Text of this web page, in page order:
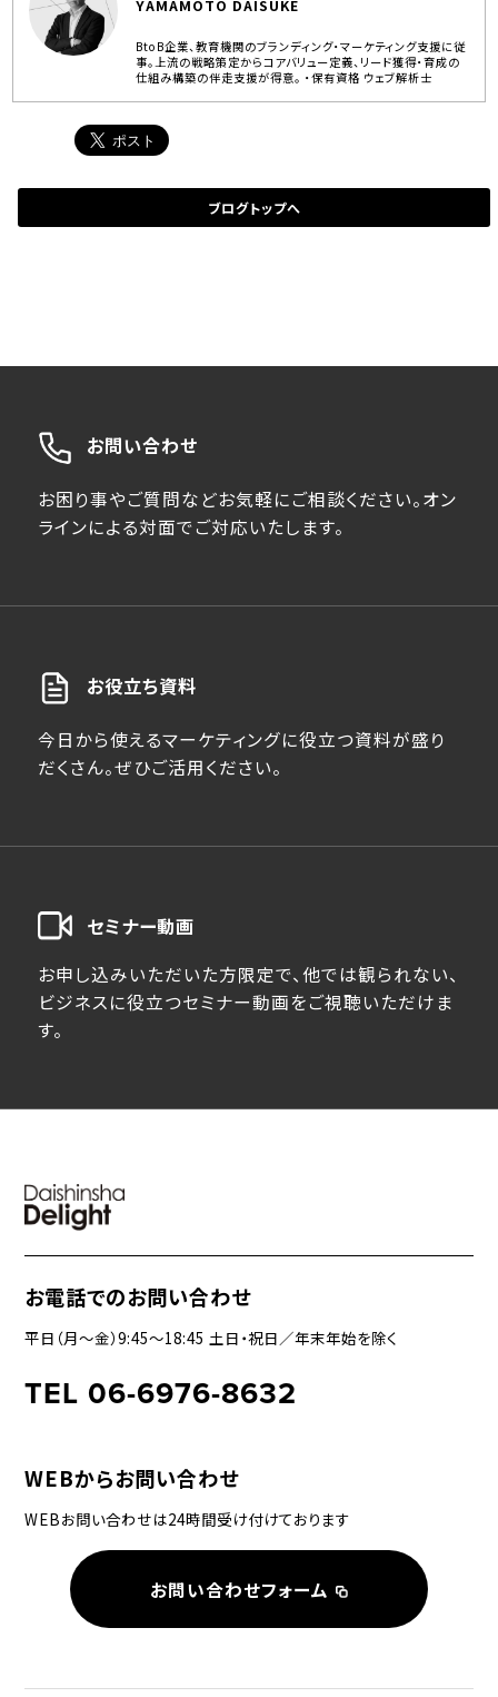
YAMAMOTO DAISUKE
BtoB企業、教育機関のブランディング・マーケティング支援に従
事。上流の戦略策定からコアバリュー定義、リード獲得・育成の
仕組み構築の伴走支援が得意。 ・保有資格 ウェブ解析士
ブログトップへ
お問い合わせ
お困り事やご質問などお気軽にご相談ください。オン
ラインによる対面でご対応いたします。
お役立ち資料
今日から使えるマーケティングに役立つ資料が盛り
だくさん。ぜひご活用ください。
セミナー動画
お申し込みいただいた方限定で、他では観られない、
ビジネスに役立つセミナー動画をご視聴いただけま
す。
お電話でのお問い合わせ
平日（月〜金）9:45〜18:45 土日・祝日／年末年始を除く
TEL 06-6976-8632
WEBからお問い合わせ
WEBお問い合わせは24時間受け付けております
お問い合わせフォーム